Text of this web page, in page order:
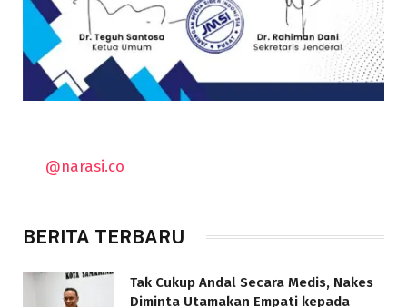
@narasi.co
BERITA TERBARU
Tak Cukup Andal Secara Medis, Nakes
Diminta Utamakan Empati kepada